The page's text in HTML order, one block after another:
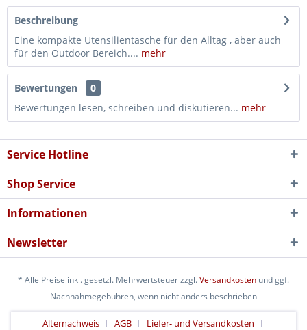
Beschreibung
Eine kompakte Utensilientasche für den Alltag , aber auch
für den Outdoor Bereich.... mehr
Bewertungen
0
Bewertungen lesen, schreiben und diskutieren... mehr
Service Hotline
Shop Service
Informationen
Newsletter
* Alle Preise inkl. gesetzl. Mehrwertsteuer zzgl.Versandkosten und ggf.
Nachnahmegebühren, wenn nicht anders beschrieben
Alternachweis AGB Liefer- und Versandkosten